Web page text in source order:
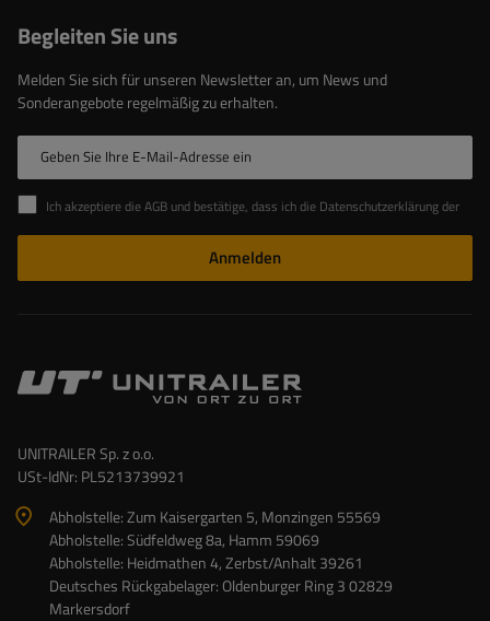
Begleiten Sie uns
Melden Sie sich für unseren Newsletter an, um News und
Sonderangebote regelmäßig zu erhalten.
Geben Sie Ihre E-Mail-Adresse ein
Ich akzeptiere die AGB und bestätige, dass ich die Datenschutzerklärung der Website zur Kenntnis genommen habe
Anmelden
UNITRAILER Sp. z o.o.
USt-IdNr: PL5213739921
Abholstelle: Zum Kaisergarten 5, Monzingen 55569
Abholstelle: Südfeldweg 8a, Hamm 59069
Abholstelle: Heidmathen 4, Zerbst/Anhalt 39261
Deutsches Rückgabelager: Oldenburger Ring 3 02829
Markersdorf